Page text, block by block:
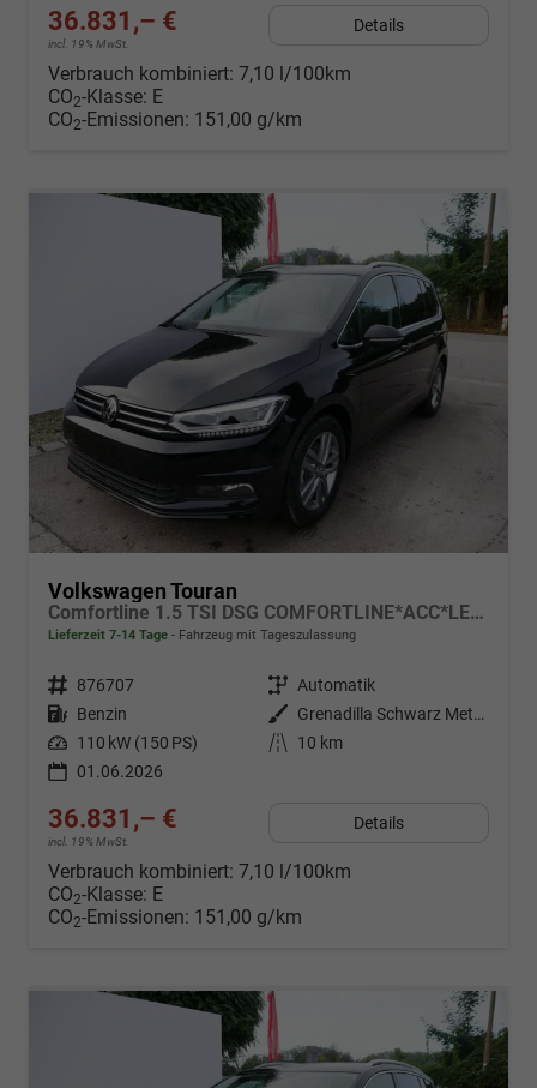
36.831,– €
incl. 19% MwSt.
Details
Verbrauch kombiniert: 7,10 l/100km
CO2-Klasse: E
CO2-Emissionen: 151,00 g/km
Volkswagen Touran
Comfortline 1.5 TSI DSG COMFORTLINE*ACC*LED*PDC*KAMERA*NAVI*SHZ* 7-SITZER 17-ZOLL
Lieferzeit 7-14 Tage Fahrzeug mit Tageszulassung
Fahrzeugnr. 876707 Getriebe Automatik
Kraftstoff Benzin Außenfarbe
Grenadilla Schwarz Metallic
Leistung 110 kW (150 PS) Kilometerstand
10 km
01.06.2026
36.831,– €
incl. 19% MwSt.
Details
Verbrauch kombiniert: 7,10 l/100km
CO2-Klasse: E
CO2-Emissionen: 151,00 g/km